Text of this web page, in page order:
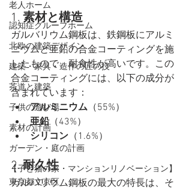
老人ホーム
認知症グループホーム
北欧の建築デザイン
建築・家具・造作の匠の技
茶道と建築
子供の遊び場
素材の計画
ガーデン・庭の計画
【子と猫の家・マンションリノベーション】
東京都文京区
1. 素材と構造
ガルバリウム鋼板は、鉄鋼板にアルミ
ニウムと亜鉛の合金コーティングを施
したもので、耐食性が高いです。この
合金コーティングには、以下の成分が
含まれています：
アルミニウム （55%）
亜鉛（43%）
シリコン （1.6%）
2. 耐久性
ガルバリウム鋼板の最大の特長は、そ